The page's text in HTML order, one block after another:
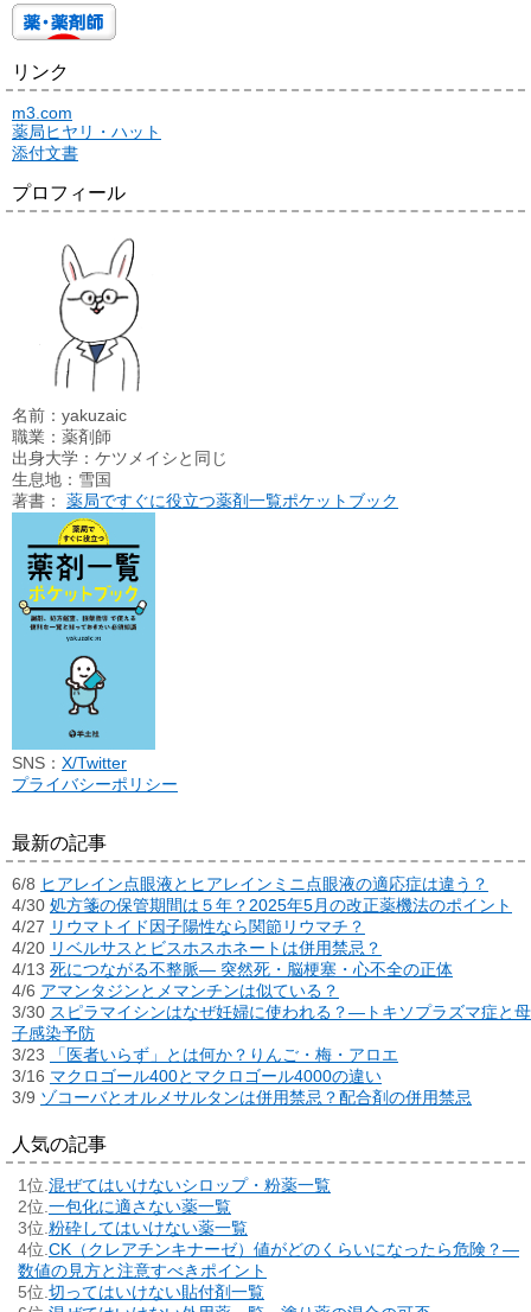
リンク
m3.com
薬局ヒヤリ・ハット
添付文書
プロフィール
名前：yakuzaic
職業：薬剤師
出身大学：ケツメイシと同じ
生息地：雪国
著書： 薬局ですぐに役立つ薬剤一覧ポケットブック
SNS： X/Twitter
プライバシーポリシー
最新の記事
6/8 ヒアレイン点眼液とヒアレインミニ点眼液の適応症は違う？
4/30 処方箋の保管期間は５年？2025年5月の改正薬機法のポイント
4/27 リウマトイド因子陽性なら関節リウマチ？
4/20 リベルサスとビスホスホネートは併用禁忌？
4/13 死につながる不整脈― 突然死・脳梗塞・心不全の正体
4/6 アマンタジンとメマンチンは似ている？
3/30 スピラマイシンはなぜ妊婦に使われる？―トキソプラズマ症と母
子感染予防
3/23
「医者いらず」とは何か？りんご・梅・アロエ
3/16 マクロゴール400とマクロゴール4000の違い
3/9 ゾコーバとオルメサルタンは併用禁忌？配合剤の併用禁忌
人気の記事
混ぜてはいけないシロップ・粉薬一覧
一包化に適さない薬一覧
粉砕してはいけない薬一覧
CK（クレアチンキナーゼ）値がどのくらいになったら危険？―
数値の見方と注意すべきポイント
切ってはいけない貼付剤一覧